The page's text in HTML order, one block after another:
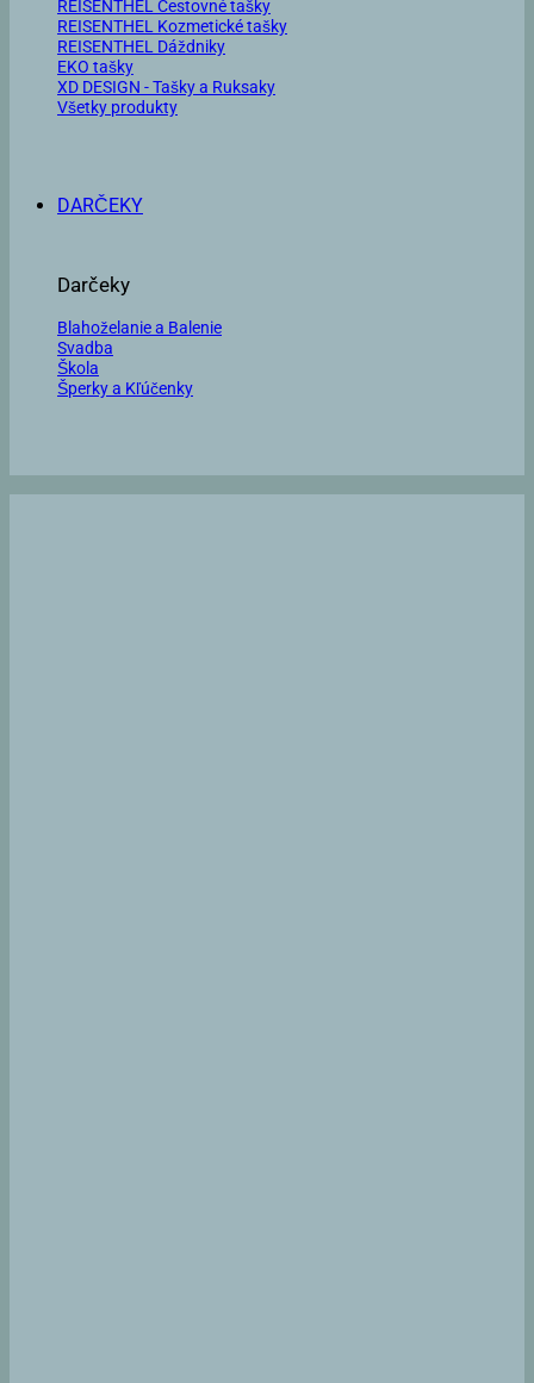
REISENTHEL Cestovné tašky
REISENTHEL Kozmetické tašky
REISENTHEL Dáždniky
EKO tašky
XD DESIGN - Tašky a Ruksaky
Všetky produkty
DARČEKY
Darčeky
Blahoželanie a Balenie
Svadba
Škola
Šperky a Kľúčenky